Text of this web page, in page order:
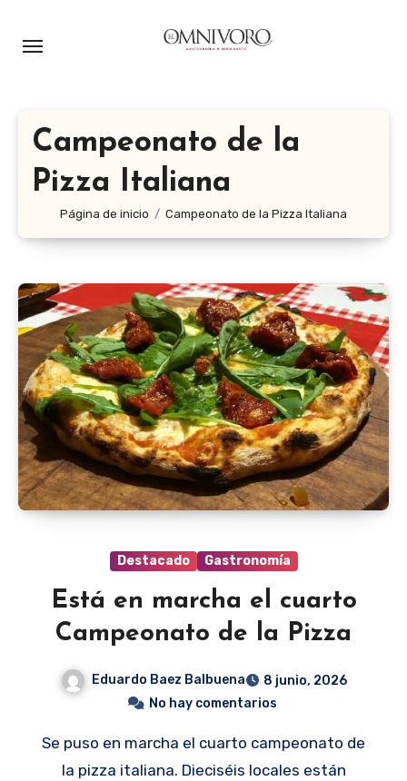
Campeonato de la
Pizza Italiana
Página de inicio Campeonato de la Pizza Italiana
Destacado Gastronomía
Está en marcha el cuarto
Campeonato de la Pizza
Eduardo Baez Balbuena
8 junio, 2026
No hay comentarios
Se puso en marcha el cuarto campeonato de
la pizza italiana. Dieciséis locales están